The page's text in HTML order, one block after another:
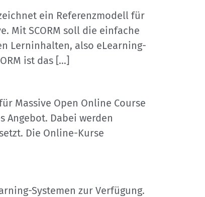
ein Referenzmodell für
Mit SCORM soll die einfache
Lerninhalten, also eLearning-
ist das […]
Massive Open Online Course
Angebot. Dabei werden
Die Online-Kurse
Systemen zur Verfügung.